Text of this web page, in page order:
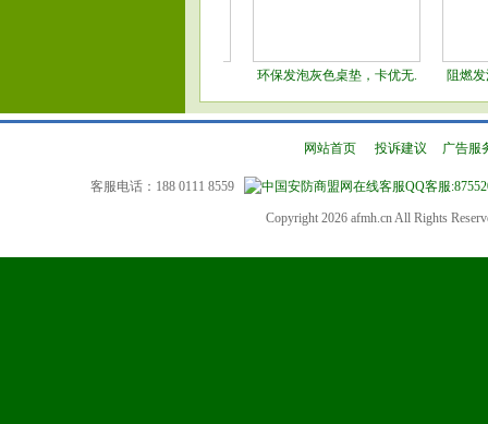
环保发泡灰色桌垫，卡优无. 阻燃发泡防静电地垫
网站首页| 投诉建议 广告服
客服电话：188 0111 8559 QQ客服
Copyright 2026 afmh.cn All Rights